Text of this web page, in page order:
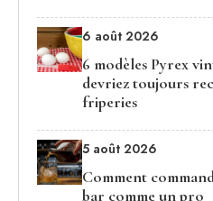
6 août 2026
6 modèles Pyrex
devriez toujours
friperies
5 août 2026
Comment
bar comme un pro